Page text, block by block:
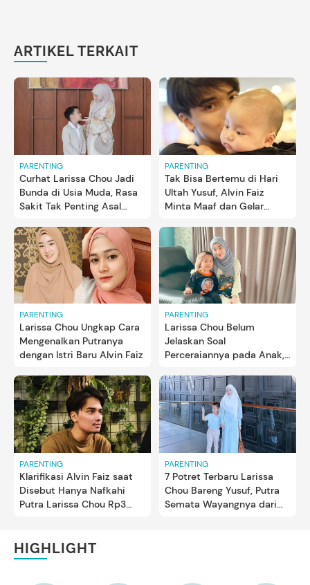
ARTIKEL TERKAIT
PARENTING
Curhat Larissa Chou Jadi
Bunda di Usia Muda, Rasa
Sakit Tak Penting Asal
PARENTING
Tak Bisa Bertemu di Hari
Ultah Yusuf, Alvin Faiz
Minta Maaf dan Gelar
PARENTING
Larissa Chou Ungkap Cara
Mengenalkan Putranya
dengan Istri Baru Alvin Faiz
PARENTING
Larissa Chou Belum
Jelaskan Soal
Perceraiannya pada Anak,
PARENTING
Klarifikasi Alvin Faiz saat
Disebut Hanya Nafkahi
Putra Larissa Chou Rp3
PARENTING
7 Potret Terbaru Larissa
Chou Bareng Yusuf, Putra
Semata Wayangnya dari
HIGHLIGHT